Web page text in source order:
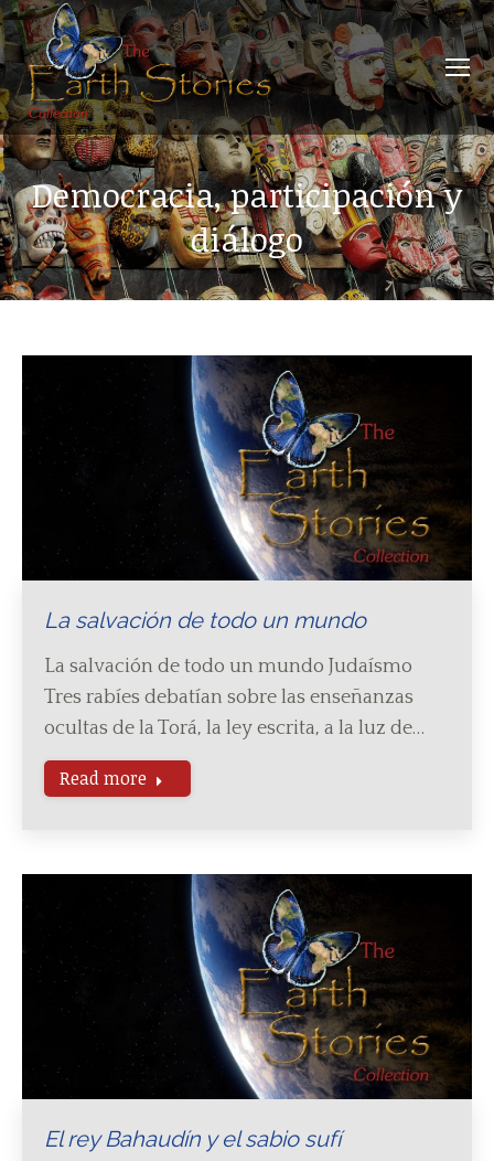
Democracia, participación y
diálogo
La salvación de todo un mundo
La salvación de todo un mundo Judaísmo
Tres rabíes debatían sobre las enseñanzas
ocultas de la Torá, la ley escrita, a la luz de…
Read more
El rey Bahaudín y el sabio sufí